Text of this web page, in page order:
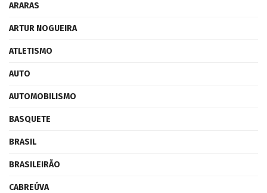
ARARAS
ARTUR NOGUEIRA
ATLETISMO
AUTO
AUTOMOBILISMO
BASQUETE
BRASIL
BRASILEIRÃO
CABREÚVA